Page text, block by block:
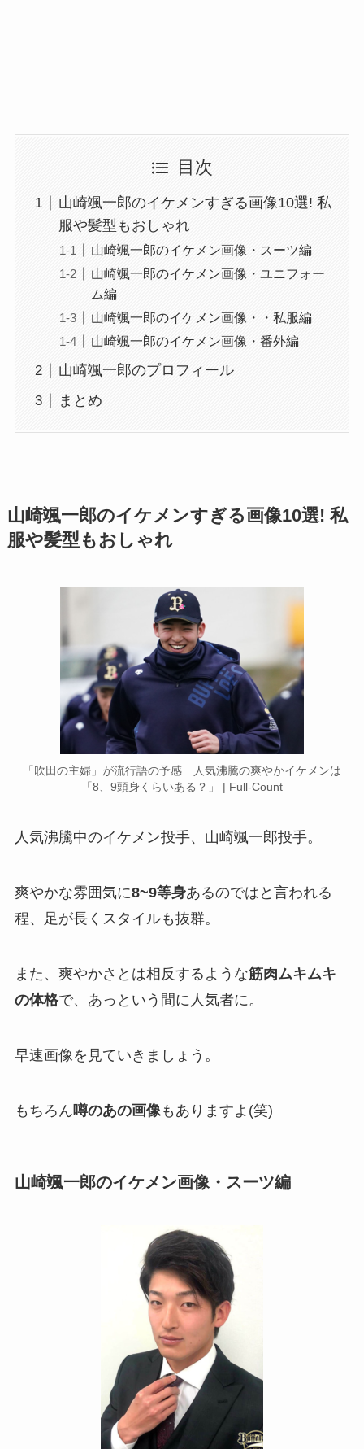
目次
山崎颯一郎のイケメンすぎる画像10選! 私
服や髪型もおしゃれ
山崎颯一郎のイケメン画像・スーツ編
山崎颯一郎のイケメン画像・ユニフォー
ム編
山崎颯一郎のイケメン画像・・私服編
山崎颯一郎のイケメン画像・番外編
山崎颯一郎のプロフィール
まとめ
山崎颯一郎のイケメンすぎる画像10選! 私
服や髪型もおしゃれ
「吹田の主婦」が流行語の予感 人気沸騰の爽やかイケメンは
「8、9頭身くらいある？」 | Full-Count
人気沸騰中のイケメン投手、山崎颯一郎投手。
爽やかな雰囲気に8~9等身あるのではと言われる
程、足が長くスタイルも抜群。
また、爽やかさとは相反するような筋肉ムキムキ
の体格で、あっという間に人気者に。
早速画像を見ていきましょう。
もちろん噂のあの画像もありますよ(笑)
山崎颯一郎のイケメン画像・スーツ編